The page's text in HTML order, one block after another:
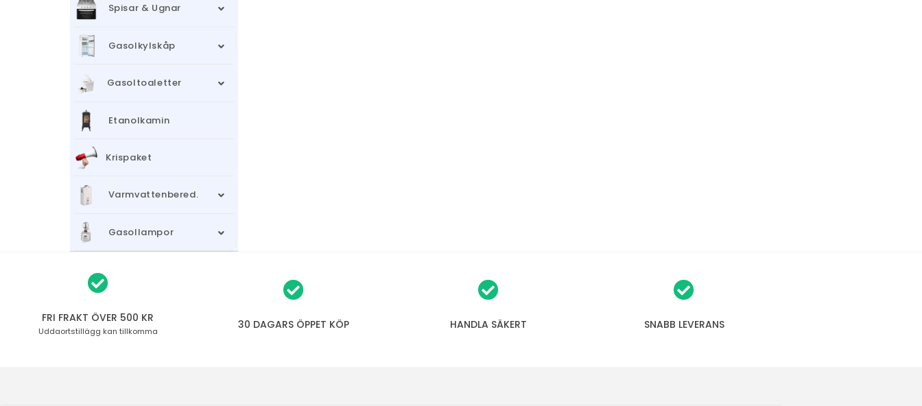
Spisar & Ugnar
Gasolkylskåp
Gasoltoaletter
Etanolkamin
Krispaket
Varmvattenbered.
Gasollampor
FRI FRAKT ÖVER 500 KR
Uddaortstillägg kan tillkomma 30 DAGARS ÖPPET KÖP HANDLA SÄKERT SNABB LEVERANS